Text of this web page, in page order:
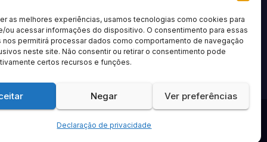
as melhores experiências, usamos tecnologias como cookies para
ou acessar informações do dispositivo. O consentimento para essas
nos permitirá processar dados como comportamento de navegação
neste site. Não consentir ou retirar o consentimento pode
certos recursos e funções.
Negar Ver preferências
Declaração de privacidade
de privacidadeSobre nósContatoAnuncie